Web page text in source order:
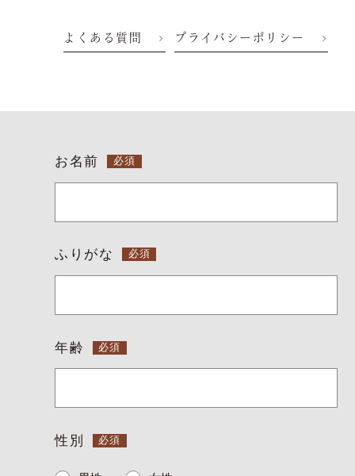
慶事/法事 ご昼食
よくある質問
クーポン
お問い合わせ
よくある質問 プライバシーポリシー
お名前
ふりがな
年齢
性別